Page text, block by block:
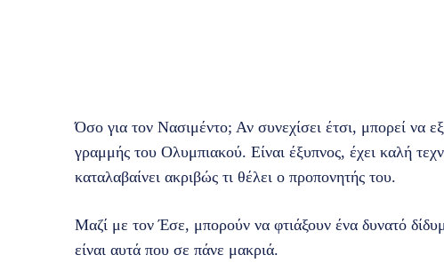
Όσο για τον Νασιμέντο; Αν συνεχίσει έτσι, μπορεί να
γραμμής του Ολυμπιακού. Είναι έξυπνος, έχει καλή
καταλαβαίνει ακριβώς τι θέλει ο προπονητής του.
Μαζί με τον Έσε, μπορούν να φτιάξουν ένα δυνατό
είναι αυτά που σε πάνε μακριά.